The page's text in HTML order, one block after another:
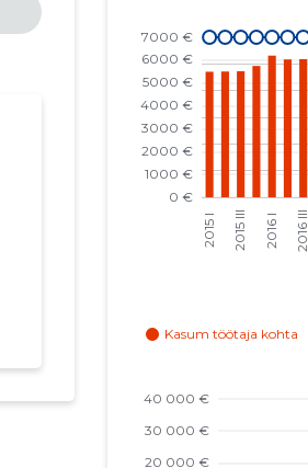
2024 II
2024 I
2023 IV
2023 III
2023 II
2022 II